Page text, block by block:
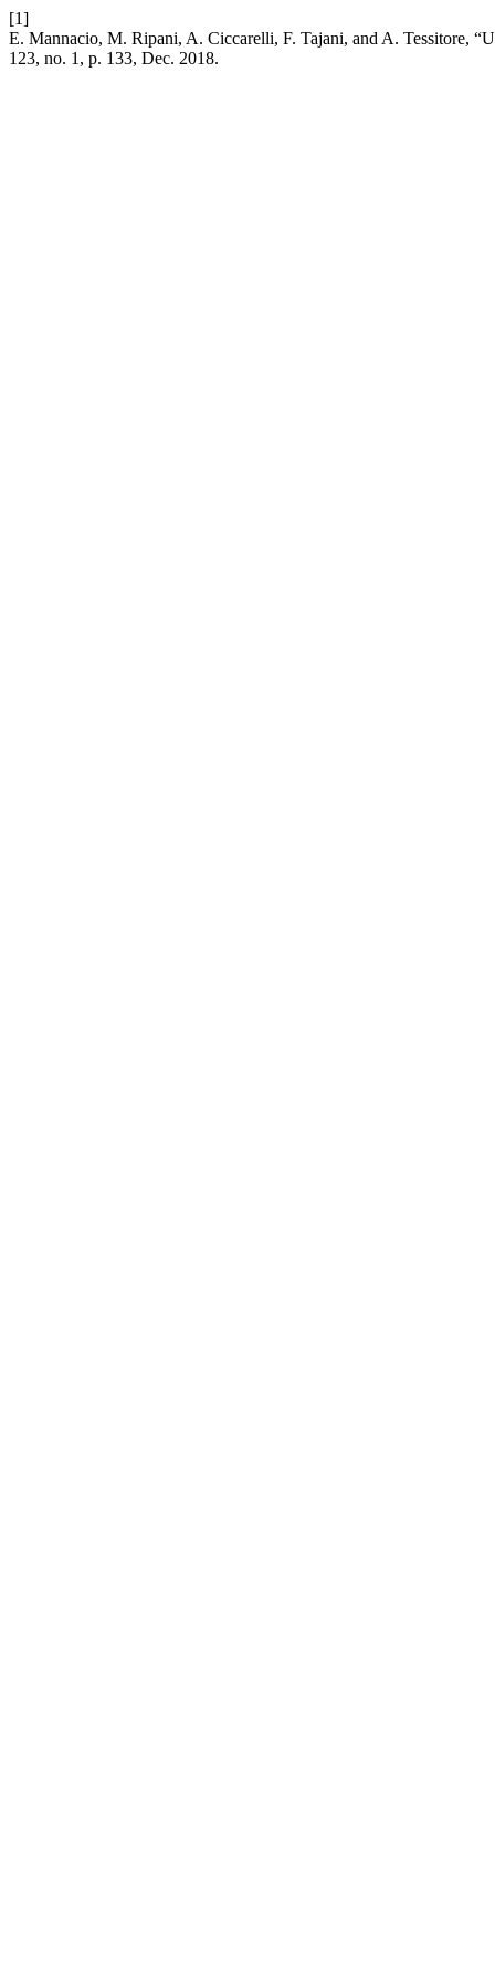
[1]
E. Mannacio, M. Ripani, A. Ciccarelli, F. Tajani, and A. Tessitore,
123, no. 1, p. 133, Dec. 2018.